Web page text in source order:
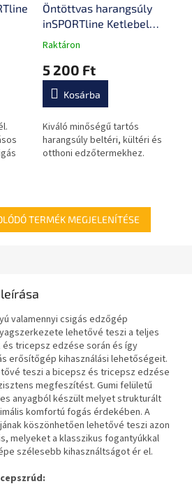
Öntöttvas harangsúly
inSPORTline Ketlebel
Powder 4kg
A
átlagos
értékelése
0,0
csillag.
Raktáron
5 200 Ft
Kosárba
Kiváló minőségű tartós
harangsúly beltéri, kültéri és
otthoni edzőtermekhez.
TERMÉK MEGJELENÍTÉSE
valamennyi csigás edzőgép
lehetővé teszi a teljes
tricepsz edzése során és így
erősítőgép kihasználási lehetőségeit.
teszi a bicepsz és tricepsz edzése
megfeszítést. Gumi felületű
anyagból készült melyet strukturált
komfortú fogás érdekében. A
köszönhetően lehetővé teszi azon
melyeket a klasszikus fogantyúkkal
szélesebb kihasználtságot ér el.